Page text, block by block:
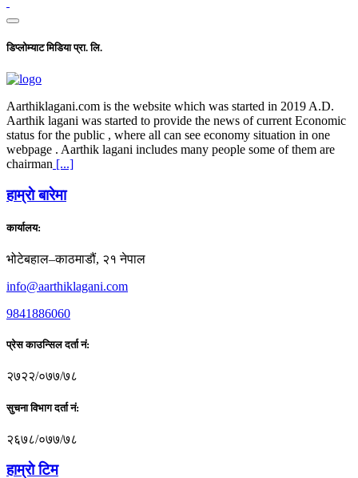
डिप्लोम्याट मिडिया प्रा. लि.
Aarthiklagani.com is the website which was started in 2019 A.D.
Aarthik lagani was started to provide the news of current Economic
status for the public , where all can see economy situation in one
webpage . Aarthik lagani includes many people some of them are
chairman [...]
हाम्राे बारेमा
कार्यालय:
भोटेबहाल–काठमाडौं, २१ नेपाल
info@aarthiklagani.com
9841886060
प्रेस काउन्सिल दर्ता नं:
२७२२/०७७/७८
सुचना विभाग दर्ता नं:
२६७८/०७७/७८
हाम्राे टिम